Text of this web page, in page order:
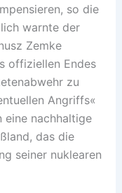
so die
warnte der
Zemke
offiziellen Endes
zu
Angriffs«
eine nachhaltige
das die
seiner nuklearen